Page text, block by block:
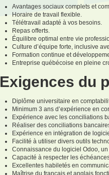
Avantages sociaux complets et
Horaire de travail flexible.
Télétravail adapté à vos besoins.
Repas offerts.
Équilibre optimal entre vie
Culture d’équipe forte, inclusive
Formation continue et
Entreprise québécoise en pleine
Exigences du
Diplôme universitaire en
Minimum 3 ans d’expérience en
Expérience avec les conciliations
Réaliser des conciliations
Expérience en intégration de
Facilité à utiliser divers outils
Connaissance du logiciel Odoo, un
Capacité à respecter les
Excellentes habiletés en
Maîtrise du français et anglais